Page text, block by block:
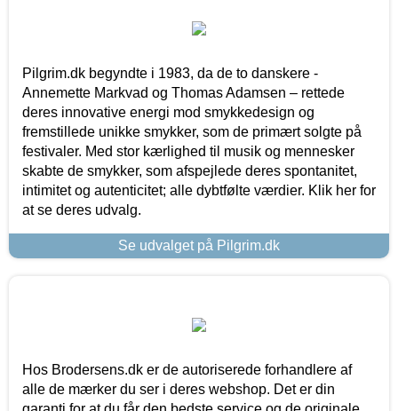
Pilgrim.dk begyndte i 1983, da de to danskere -
Annemette Markvad og Thomas Adamsen – rettede
deres innovative energi mod smykkedesign og
fremstillede unikke smykker, som de primært solgte på
festivaler. Med stor kærlighed til musik og mennesker
skabte de smykker, som afspejlede deres spontanitet,
intimitet og autenticitet; alle dybtfølte værdier. Klik her for
at se deres udvalg.
Se udvalget på Pilgrim.dk
Hos Brodersens.dk er de autoriserede forhandlere af
alle de mærker du ser i deres webshop. Det er din